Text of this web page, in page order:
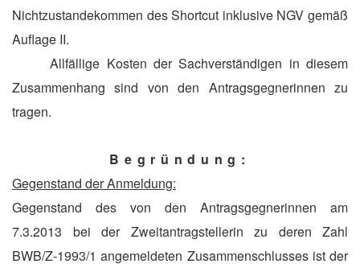
Nichtzustandekommen des Shortcut inklusive NGV gemäß
Auflage II.
Allfällige Kosten der Sachverständigen in diesem
Zusammenhang sind von den Antragsgegnerinnen zu
tragen.
Begründung:
Gegenstand der Anmeldung:
Gegenstand des von den Antragsgegnerinnen am
7.3.2013 bei der Zweitantragstellerin zu deren Zahl
BWB/Z-1993/1 angemeldeten Zusammenschlusses ist der